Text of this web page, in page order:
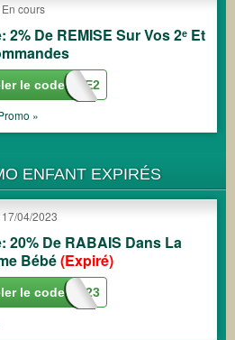
cours
2% De REMISE Sur Vos 2ᵉ Et
FIDELITE2
le code
»
ENFANT EXPIRÉS
04/2023
20% De RABAIS Dans La
Bébé(Expiré)
BEBE2023
le code